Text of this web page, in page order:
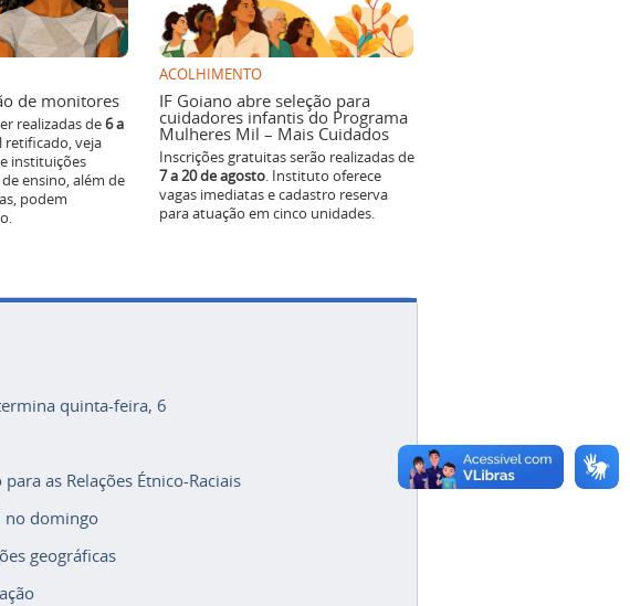
de monitores
realizadas de
veja
instituições
ensino, além de
podem
ACOLHIMENTO
IF Goiano abre seleção para
cuidadores infantis do Programa
Mulheres Mil – Mais Cuidados
Inscrições gratuitas serão realizadas de
7 a 20 de agosto. Instituto oferece
vagas imediatas e cadastro reserva
para atuação em cinco unidades.
as Relações Étnico-Raciais
no domingo
geográficas
técnico-administrativos em...